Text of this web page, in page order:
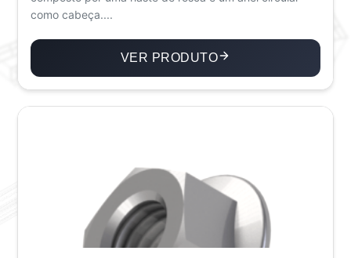
como cabeça....
VER PRODUTO